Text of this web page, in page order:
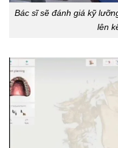
Bác sĩ sẽ đánh giá kỹ
lên